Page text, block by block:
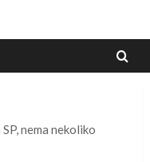
nema nekoliko